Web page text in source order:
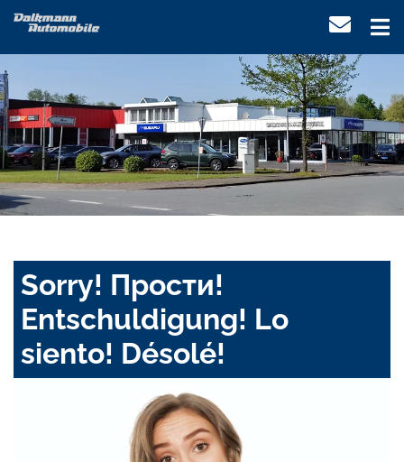
Sorry! Прости!
Entschuldigung! Lo
siento! Désolé!